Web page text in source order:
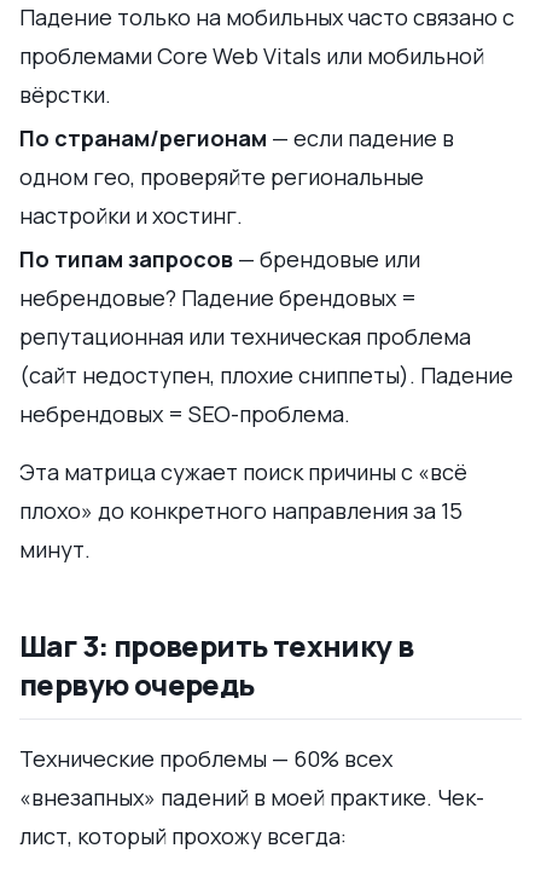
Падение только на мобильных часто связано с
проблемами Core Web Vitals или мобильной
вёрстки.
По странам/регионам — если падение в
одном гео, проверяйте региональные
настройки и хостинг.
По типам запросов — брендовые или
небрендовые? Падение брендовых =
репутационная или техническая проблема
(сайт недоступен, плохие сниппеты). Падение
небрендовых = SEO-проблема.
Эта матрица сужает поиск причины с «всё
плохо» до конкретного направления за 15
минут.
Шаг 3: проверить технику в
первую очередь
Технические проблемы — 60% всех
«внезапных» падений в моей практике. Чек-
лист, который прохожу всегда: